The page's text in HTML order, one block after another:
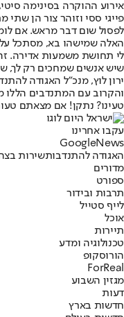
אירוע ההוקרה בסינימה סיטי,
פייגי ססי וזוהר צור הן
לפסול שום דבר מראש. אם
האלה שמישהו בא, מסתכל
לי תחושת משמעות אדירה.
שיש אנשים שמחכים רק לך,
ירון לוץ, מנכ"ל האגודה
והקרוב עם המתנדבים הללו
טעינו? נתקן! אם מצאתם
עקבו אחרינו
Googl eNews
האגודה להתנדבותשירות
מדורים
ספורט
תרבות ובידור
לייף סטייל
אוכל
תיירות
טכנולוגיה ומדע
הורוסקופ
ForReal
מגזין השבוע
דעות
חדשות בארץ